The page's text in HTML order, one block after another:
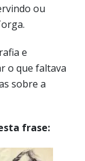
ou
e
o que faltava
sobre a
frase: